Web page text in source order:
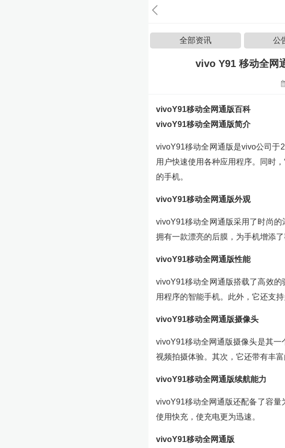
全部资讯 公
vivo Y91 移动全网
vivoY91移动全网通版百科
vivoY91移动全网通版简介
vivoY91移动全网通版是vivo公司于
用户快速使用各种应用程序。同时
的手机。
vivoY91移动全网通版外观
vivoY91移动全网通版采用了时尚
拥有一款漂亮的后膜，为手机增添了
vivoY91移动全网通版性能
vivoY91移动全网通版搭载了高效
用程序的智能手机。此外，它还支
vivoY91移动全网通版摄像头
vivoY91移动全网通版摄像头是其
视频拍摄体验。其次，它还带有丰
vivoY91移动全网通版续航能力
vivoY91移动全网通版还配备了容
使用快充，使充电更为迅速。
vivoY91移动全网通版